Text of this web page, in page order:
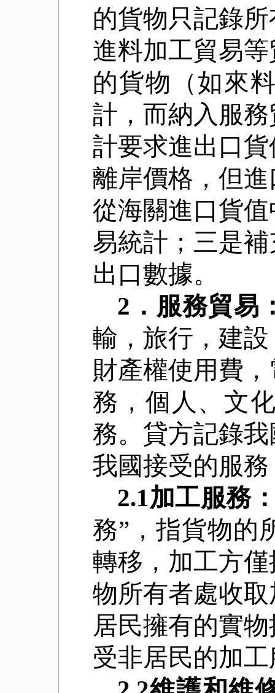
的貨物只記錄
進料加工貿易
的貨物（如來
計，而納入服
計要求進出口
離岸價格，但
從海關進口貨
易統計；三是
出口數據。
2 ． 服務貿易
輸，旅行，建
財產權使用費
務，個人、文
務。貸方記錄
我國接受的服
2.1加工服務
務”，指貨物的
轉移，加工方
物所有者處收
居民擁有的實
受非居民的加